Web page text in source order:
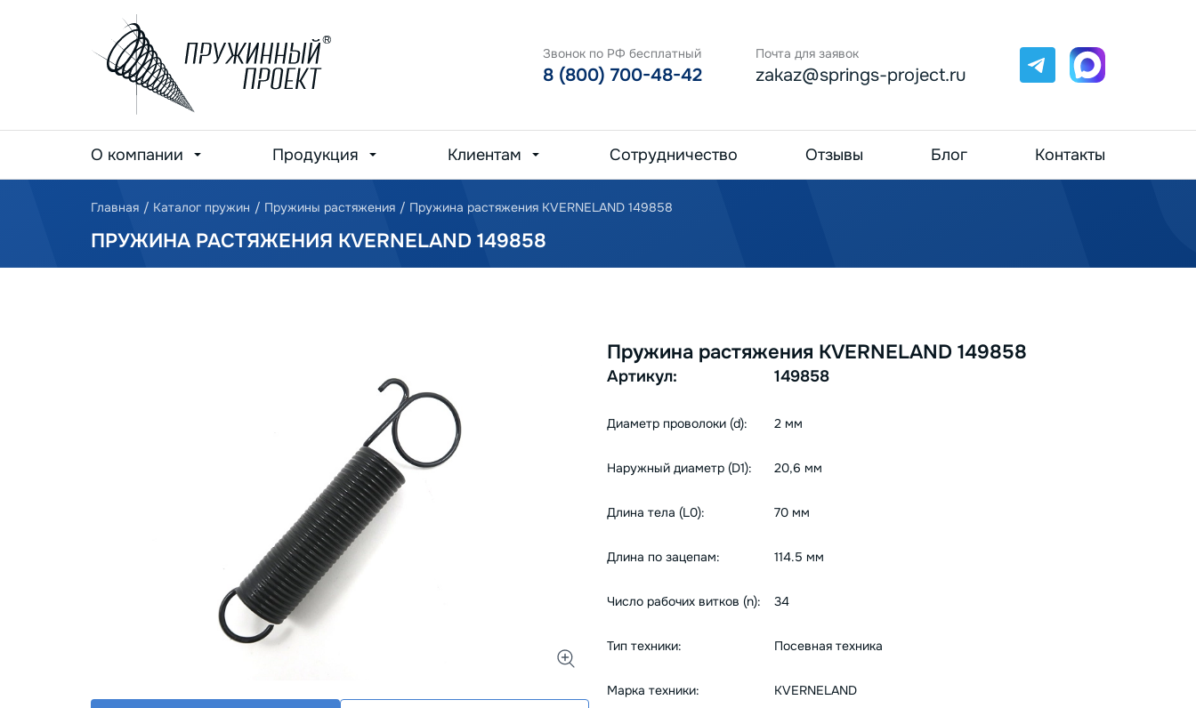
Звонок по РФ бесплатный
8 (800) 700-48-42
Почта для заявок
zakaz@springs-project.ru
Telegram
О компании Продукция Клиентам Сотрудничество Отзывы Блог Контакты
Главная / Каталог пружин / Пружины растяжения / Пружина растяжения KVERNELAND 149858
ПРУЖИНА РАСТЯЖЕНИЯ KVERNELAND 149858
Пружина растяжения KVERNELAND 149858
Артикул: 149858
Диаметр проволоки (d): 2 мм
Наружный диаметр (D1): 20,6 мм
Длина тела (L0): 70 мм
Длина по зацепам: 114.5 мм
Число рабочих витков (n): 34
Тип техники: Посевная техника
Марка техники: KVERNELAND